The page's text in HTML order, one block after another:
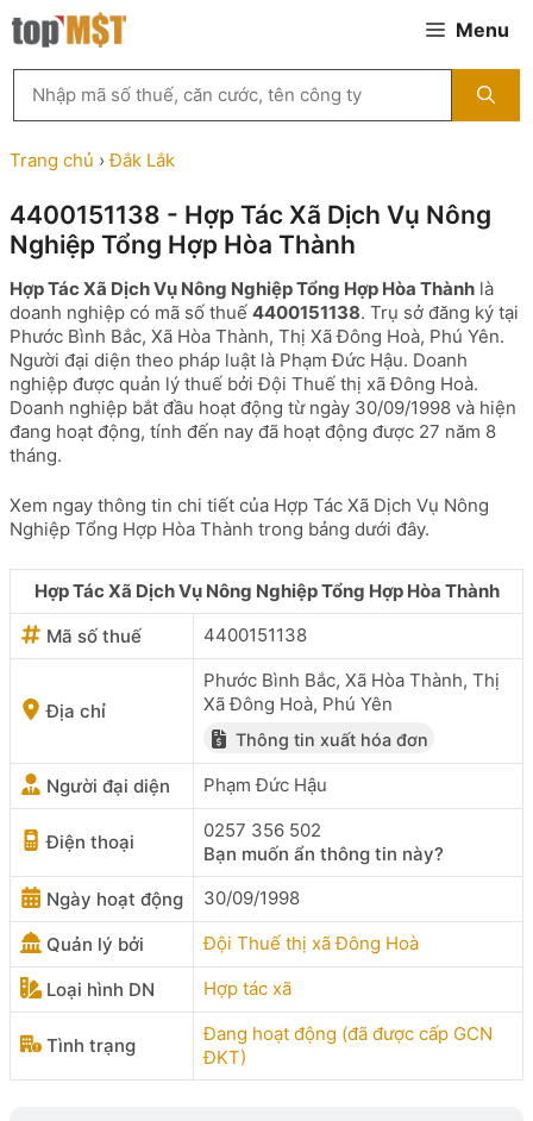
Chuyển
đến
Menu
kiếm
MST
theo
tên
ty,
người
diện
hoặc
mã
số
thuế
...
Trang chủ ›Đắk Lắk
4400151138 - Hợp Tác Xã Dịch Vụ Nông
Nghiệp Tổng Hợp Hòa Thành
Hợp Tác Xã Dịch Vụ Nông Nghiệp Tổng Hợp Hòa Thành là
doanh nghiệp có mã số thuế 4400151138. Trụ sở đăng ký tại
Phước Bình Bắc, Xã Hòa Thành, Thị Xã Đông Hoà, Phú Yên.
Người đại diện theo pháp luật là Phạm Đức Hậu. Doanh
nghiệp được quản lý thuế bởi Đội Thuế thị xã Đông Hoà.
Doanh nghiệp bắt đầu hoạt động từ ngày 30/09/1998 và hiện
đang hoạt động, tính đến nay đã hoạt động được 27 năm 8
tháng.
Xem ngay thông tin chi tiết của Hợp Tác Xã Dịch Vụ Nông
Nghiệp Tổng Hợp Hòa Thành trong bảng dưới đây.
Hợp Tác Xã Dịch Vụ Nông Nghiệp Tổng Hợp Hòa Thành
Mã số thuế
4400151138
Địa chỉ
Phước Bình Bắc, Xã Hòa Thành, Thị
Xã Đông Hoà, Phú Yên
Thông tin xuất hóa đơn
Người đại diện Phạm Đức Hậu
Điện thoại
0257 356 502
Bạn muốn ẩn thông tin này?
Ngày hoạt động
30/09/1998
Quản lý bởi Đội Thuế thị xã Đông Hoà
Loại hình DN Hợp tác xã
Tình trạng
Đang hoạt động (đã được cấp GCN
ĐKT)